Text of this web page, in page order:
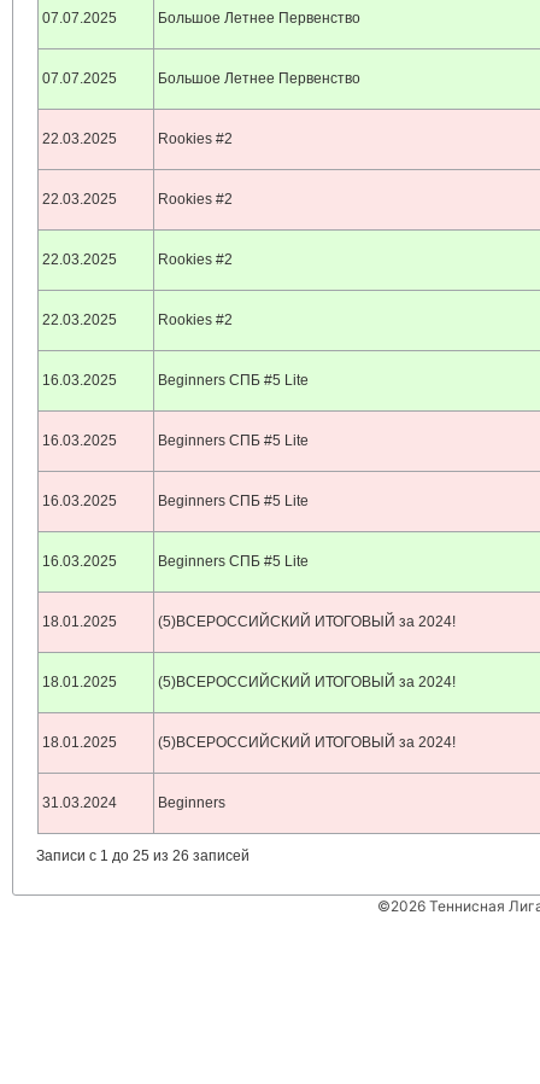
07.07.2025 Большое Летнее Первенство
07.07.2025 Большое Летнее Первенство
22.03.2025 Rookies #2
22.03.2025 Rookies #2
22.03.2025 Rookies #2
22.03.2025 Rookies #2
16.03.2025 Beginners СПБ #5 Lite
16.03.2025 Beginners СПБ #5 Lite
16.03.2025 Beginners СПБ #5 Lite
16.03.2025 Beginners СПБ #5 Lite
18.01.2025 (5)ВСЕРОССИЙСКИЙ ИТОГОВЫЙ за 2024!
18.01.2025 (5)ВСЕРОССИЙСКИЙ ИТОГОВЫЙ за 2024!
18.01.2025 (5)ВСЕРОССИЙСКИЙ ИТОГОВЫЙ за 2024!
31.03.2024 Beginners
Записи с 1 до 25 из 26 записей
©2026 Теннисная